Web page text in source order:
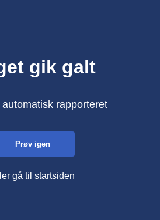
gik galt
rapporteret
Prøv igen
gå til startsiden